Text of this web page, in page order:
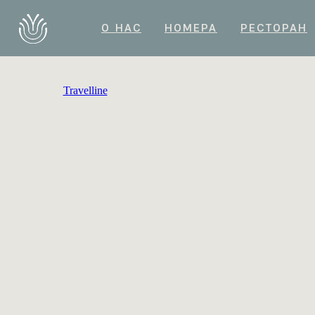
НОМЕРА РЕСТОРАН
О НАС НОМЕРА РЕСТОРАН
О НАС
Travelline